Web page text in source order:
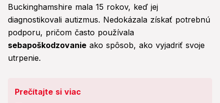
Buckinghamshire mala 15 rokov, keď jej
diagnostikovali autizmus. Nedokázala získať potrebnú
podporu, pričom často používala
sebapoškodzovanie ako spôsob, ako vyjadriť svoje
utrpenie.
Prečítajte si viac